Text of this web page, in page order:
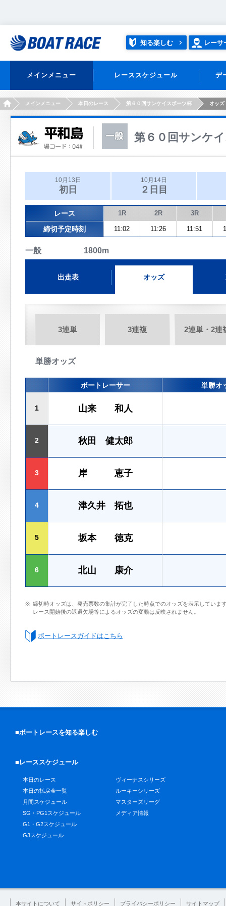
知る楽しむ レーサ
メインメニュー レーススケジュール デ
HOMEメインメニュー 本日のレース 第６０回サンケイスポーツ杯 オッズ
第６０回サンケ
10月13日
初日
10月14日
２日目
レース 1R 2R 3R
締切予定時刻 11:02 11:26 11:51
一般 1800m
出走表 オッズ
3連単 3連複 2連単・2連
単勝オッズ
ボートレーサー 単勝オ
1 山来 和人
2 秋田 健太郎
3 岸 恵子
4 津久井 拓也
5 坂本 徳克
6 北山 康介
締切時オッズは、発売票数の集計が完了した時点でのオッズを表示していま
レース開始後の返還欠場等によるオッズの変動は反映されません。
ボートレースガイドはこちら
■ボートレースを知る楽しむ
■レーススケジュール
本日のレース
本日の払戻金一覧
月間スケジュール
SG・PG1スケジュール
G1・G2スケジュール
G3スケジュール
ヴィーナスシリーズ
ルーキーシリーズ
マスターズリーグ
メディア情報
本サイトについて サイトポリシー プライバシーポリシー サイトマップ